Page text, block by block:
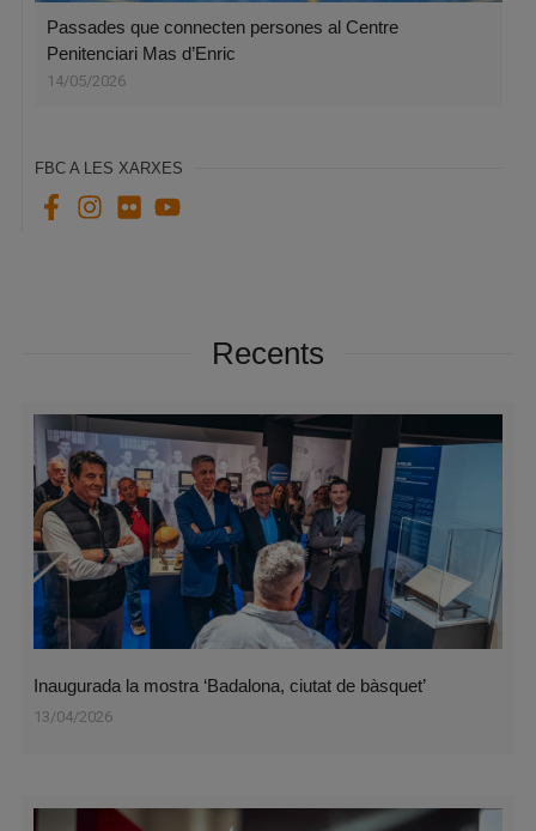
Passades que connecten persones al Centre
Penitenciari Mas d’Enric
14/05/2026
FBC A LES XARXES
Recents
Inaugurada la mostra ‘Badalona, ciutat de bàsquet’
13/04/2026